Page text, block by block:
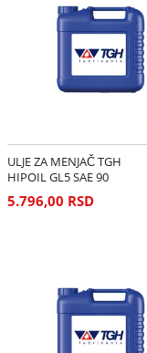
ULJE ZA MENJAČ TGH
HIPOIL GL5 SAE 90
5.796,00 RSD